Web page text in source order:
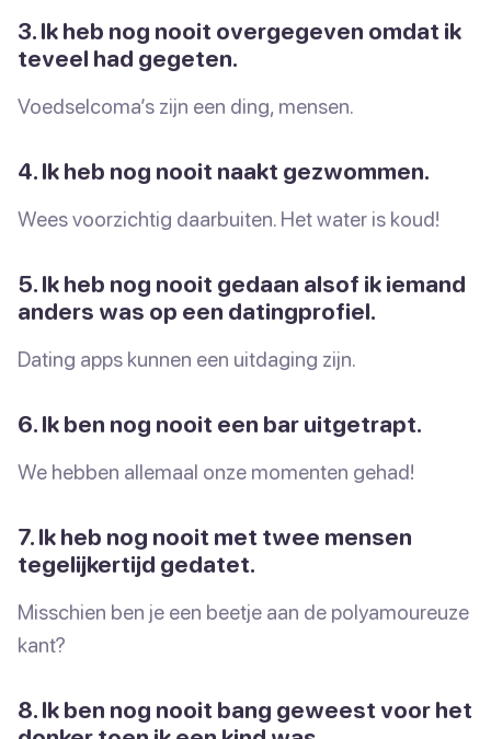
3. Ik heb nog nooit overgegeven omdat ik
teveel had gegeten.
Voedselcoma’s zijn een ding, mensen.
4. Ik heb nog nooit naakt gezwommen.
Wees voorzichtig daarbuiten. Het water is koud!
5. Ik heb nog nooit gedaan alsof ik iemand
anders was op een datingprofiel.
Dating apps kunnen een uitdaging zijn.
6. Ik ben nog nooit een bar uitgetrapt.
We hebben allemaal onze momenten gehad!
7. Ik heb nog nooit met twee mensen
tegelijkertijd gedatet.
Misschien ben je een beetje aan de polyamoureuze
kant?
8. Ik ben nog nooit bang geweest voor het